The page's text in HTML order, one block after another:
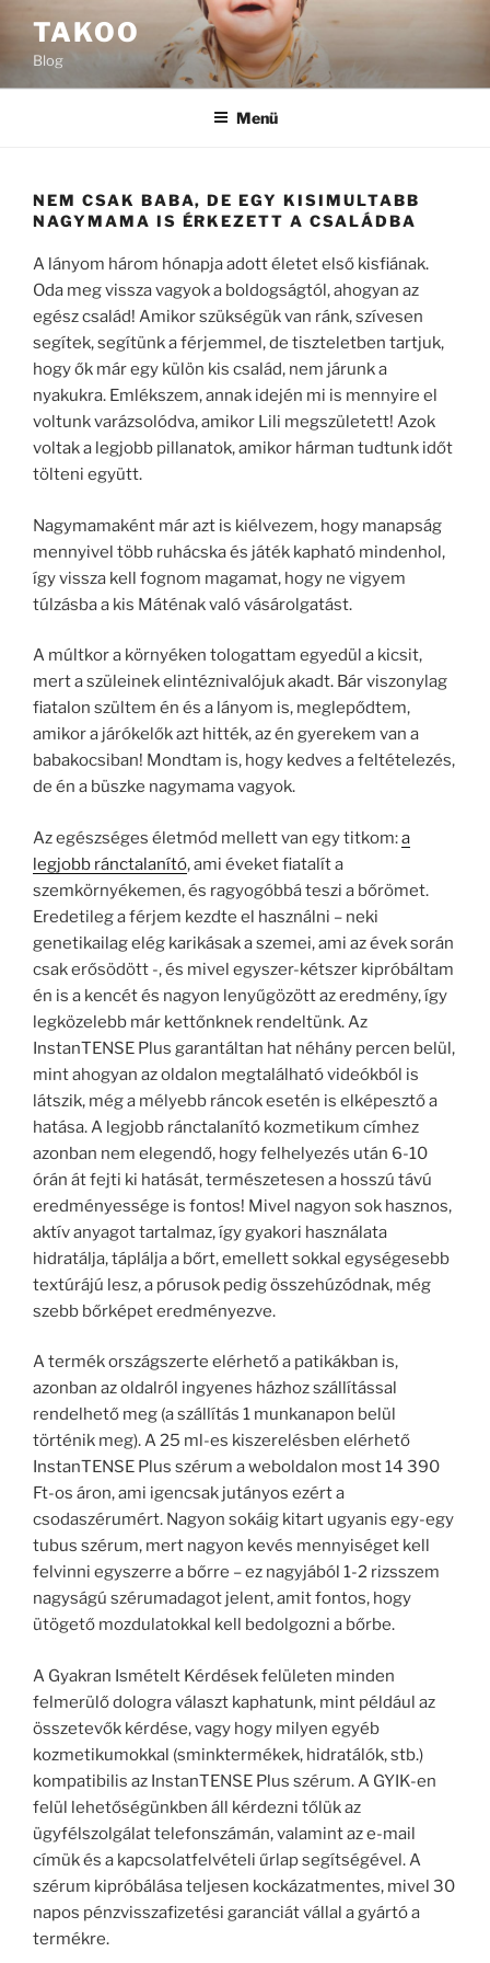
TAKOO
Blog
Menü
NEM CSAK BABA, DE EGY KISIMULTABB
NAGYMAMA IS ÉRKEZETT A CSALÁDBA
A lányom három hónapja adott életet első kisfiának.
Oda meg vissza vagyok a boldogságtól, ahogyan az
egész család! Amikor szükségük van ránk, szívesen
segítek, segítünk a férjemmel, de tiszteletben tartjuk,
hogy ők már egy külön kis család, nem járunk a
nyakukra. Emlékszem, annak idején mi is mennyire el
voltunk varázsolódva, amikor Lili megszületett! Azok
voltak a legjobb pillanatok, amikor hárman tudtunk időt
tölteni együtt.
Nagymamaként már azt is kiélvezem, hogy manapság
mennyivel több ruhácska és játék kapható mindenhol,
így vissza kell fognom magamat, hogy ne vigyem
túlzásba a kis Máténak való vásárolgatást.
A múltkor a környéken tologattam egyedül a kicsit,
mert a szüleinek elintéznivalójuk akadt. Bár viszonylag
fiatalon szültem én és a lányom is, meglepődtem,
amikor a járókelők azt hitték, az én gyerekem van a
babakocsiban! Mondtam is, hogy kedves a feltételezés,
de én a büszke nagymama vagyok.
Az egészséges életmód mellett van egy titkom:a
legjobb ránctalanító, ami éveket fiatalít a
szemkörnyékemen, és ragyogóbbá teszi a bőrömet.
Eredetileg a férjem kezdte el használni – neki
genetikailag elég karikásak a szemei, ami az évek során
csak erősödött -, és mivel egyszer-kétszer kipróbáltam
én is a kencét és nagyon lenyűgözött az eredmény, így
legközelebb már kettőnknek rendeltünk. Az
InstanTENSE Plus garantáltan hat néhány percen belül,
mint ahogyan az oldalon megtalálható videókból is
látszik, még a mélyebb ráncok esetén is elképesztő a
hatása. A legjobb ránctalanító kozmetikum címhez
azonban nem elegendő, hogy felhelyezés után 6-10
órán át fejti ki hatását, természetesen a hosszú távú
eredményessége is fontos! Mivel nagyon sok hasznos,
aktív anyagot tartalmaz, így gyakori használata
hidratálja, táplálja a bőrt, emellett sokkal egységesebb
textúrájú lesz, a pórusok pedig összehúzódnak, még
szebb bőrképet eredményezve.
A termék országszerte elérhető a patikákban is,
azonban az oldalról ingyenes házhoz szállítással
rendelhető meg (a szállítás 1 munkanapon belül
történik meg). A 25 ml-es kiszerelésben elérhető
InstanTENSE Plus szérum a weboldalon most 14 390
Ft-os áron, ami igencsak jutányos ezért a
csodaszérumért. Nagyon sokáig kitart ugyanis egy-egy
tubus szérum, mert nagyon kevés mennyiséget kell
felvinni egyszerre a bőrre – ez nagyjából 1-2 rizsszem
nagyságú szérumadagot jelent, amit fontos, hogy
ütögető mozdulatokkal kell bedolgozni a bőrbe.
A Gyakran Ismételt Kérdések felületen minden
felmerülő dologra választ kaphatunk, mint például az
összetevők kérdése, vagy hogy milyen egyéb
kozmetikumokkal (sminktermékek, hidratálók, stb.)
kompatibilis az InstanTENSE Plus szérum. A GYIK-en
felül lehetőségünkben áll kérdezni tőlük az
ügyfélszolgálat telefonszámán, valamint az e-mail
címük és a kapcsolatfelvételi űrlap segítségével. A
szérum kipróbálása teljesen kockázatmentes, mivel 30
napos pénzvisszafizetési garanciát vállal a gyártó a
termékre.